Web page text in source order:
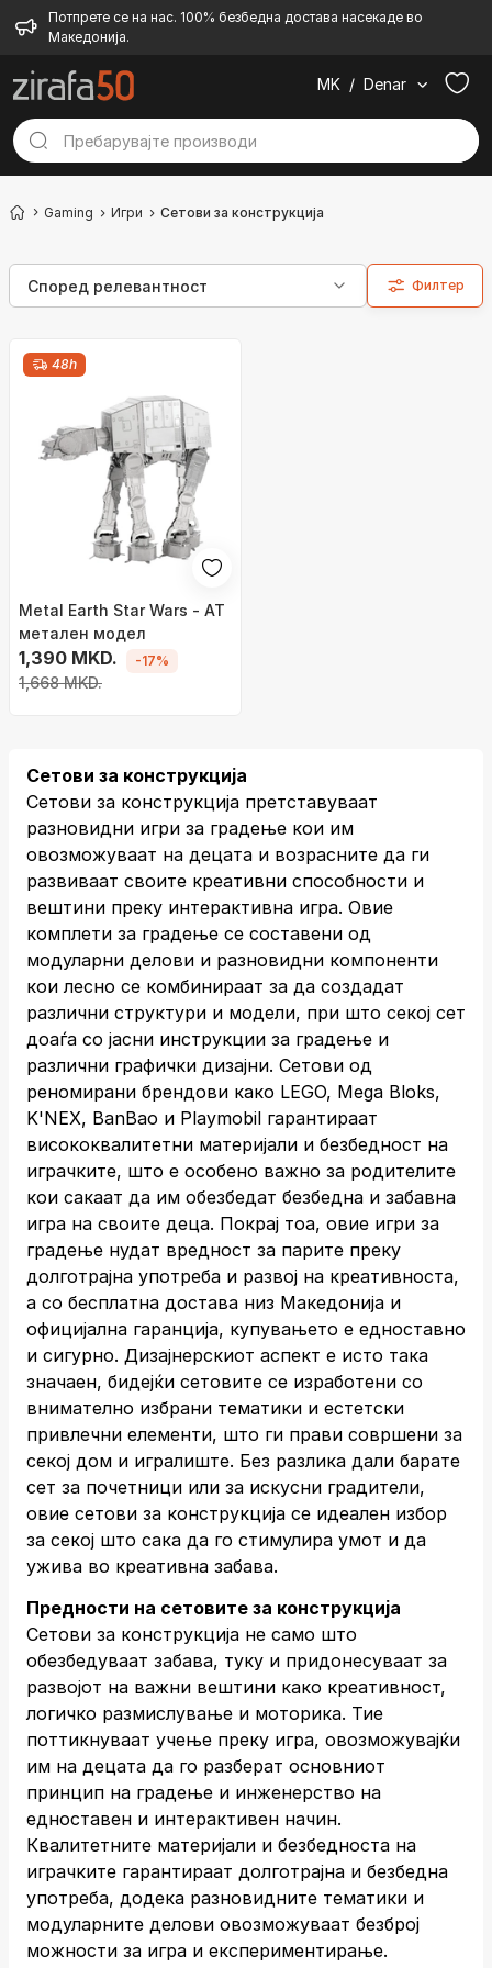
Потпрете се на нас. 100% безбедна достава насекаде во
Македонија.
MK / Denar
Gaming Игри Сетови за конструкција
Филтер
48h
Metal Earth Star Wars - АТ
метален модел
1,390 MKD.
1,668 MKD.
-17%
Сетови за конструкција
Сетови за конструкција претставуваат
разновидни игри за градење кои им
овозможуваат на децата и возрасните да ги
развиваат своите креативни способности и
вештини преку интерактивна игра. Овие
комплети за градење се составени од
модуларни делови и разновидни компоненти
кои лесно се комбинираат за да создадат
различни структури и модели, при што секој сет
доаѓа со јасни инструкции за градење и
различни графички дизајни. Сетови од
реномирани брендови како LEGO, Mega Bloks,
K'NEX, BanBao и Playmobil гарантираат
висококвалитетни материјали и безбедност на
играчките, што е особено важно за родителите
кои сакаат да им обезбедат безбедна и забавна
игра на своите деца. Покрај тоа, овие игри за
градење нудат вредност за парите преку
долготрајна употреба и развој на креативноста,
а со бесплатна достава низ Македонија и
официјална гаранција, купувањето е едноставно
и сигурно. Дизајнерскиот аспект е исто така
значаен, бидејќи сетовите се изработени со
внимателно избрани тематики и естетски
привлечни елементи, што ги прави совршени за
секој дом и игралиште. Без разлика дали барате
сет за почетници или за искусни градители,
овие сетови за конструкција се идеален избор
за секој што сака да го стимулира умот и да
ужива во креативна забава.
Предности на сетовите за конструкција
Сетови за конструкција не само што
обезбедуваат забава, туку и придонесуваат за
развојот на важни вештини како креативност,
логичко размислување и моторика. Тие
поттикнуваат учење преку игра, овозможувајќи
им на децата да го разберат основниот
принцип на градење и инженерство на
едноставен и интерактивен начин.
Квалитетните материјали и безбедноста на
играчките гарантираат долготрајна и безбедна
употреба, додека разновидните тематики и
модуларните делови овозможуваат безброј
можности за игра и експериментирање.